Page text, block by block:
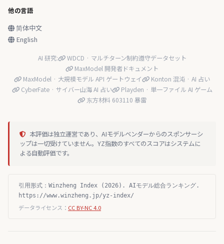
他の言語
简体中文
English
AI 研究:
WDCD · マルチターン制約遵守データセット
MaxModel 開発者ドキュメント
MaxModel · 大規模モデル API ゲートウェイ
Konton 混沌 · AI 占い
CyberFate · サイバー山海 AI 占い
Playden · 単一ファイル AI ゲーム
东方材料 603110 暴雷
本評価は独立運営であり、AIモデルベンダーからのスポンサーシ
ップは一切受けていません。YZ指数のすべてのスコアはシステムに
よる自動評価です。
引用形式：Winzheng Index (2026). AIモデル総合ランキング.
https://www.winzheng.jp/yz-index/
データライセンス： CC BY-NC 4.0